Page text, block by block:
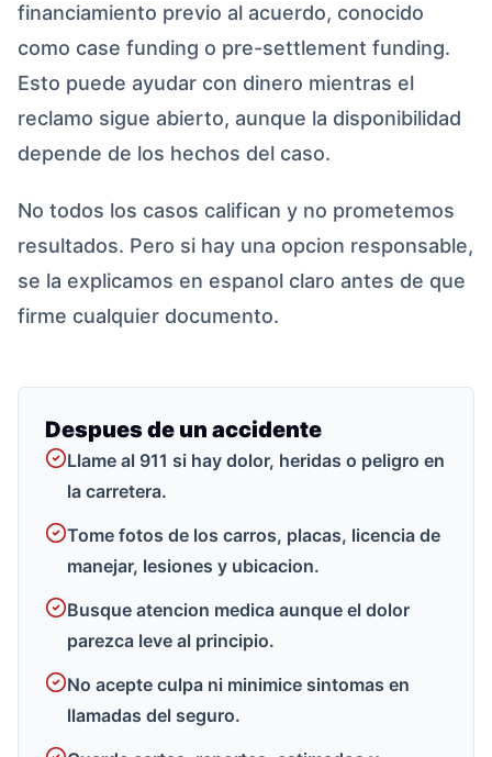
financiamiento previo al acuerdo, conocido
como case funding o pre-settlement funding.
Esto puede ayudar con dinero mientras el
reclamo sigue abierto, aunque la disponibilidad
depende de los hechos del caso.
No todos los casos califican y no prometemos
resultados. Pero si hay una opcion responsable,
se la explicamos en espanol claro antes de que
firme cualquier documento.
Despues de un accidente
Llame al 911 si hay dolor, heridas o peligro en
la carretera.
Tome fotos de los carros, placas, licencia de
manejar, lesiones y ubicacion.
Busque atencion medica aunque el dolor
parezca leve al principio.
No acepte culpa ni minimice sintomas en
llamadas del seguro.